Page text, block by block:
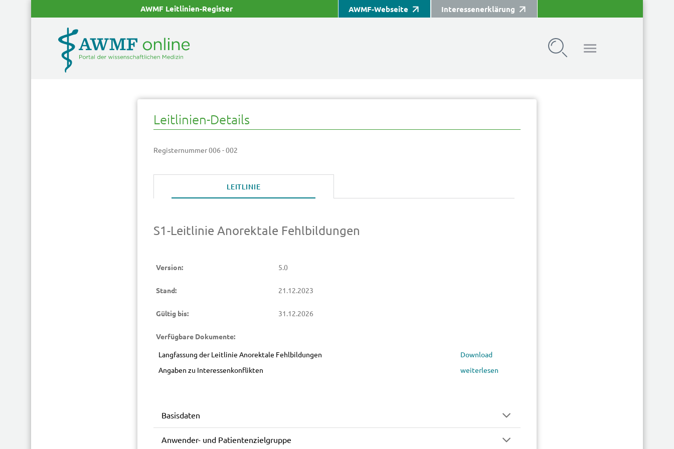
AWMF-Webseite Interessenerklärung
AWMF Leitlinien-Register
Leitlinien-Details
Registernummer 006 - 002
LEITLINIE
S1-Leitlinie Anorektale Fehlbildungen
Version: 5.0
Stand: 21.12.2023
Gültig bis: 31.12.2026
Verfügbare Dokumente:
Langfassung der Leitlinie Anorektale Fehlbildungen
Download
Angaben zu Interessenkonflikten
weiterlesen
Basisdaten
Anwender- und Patientenzielgruppe